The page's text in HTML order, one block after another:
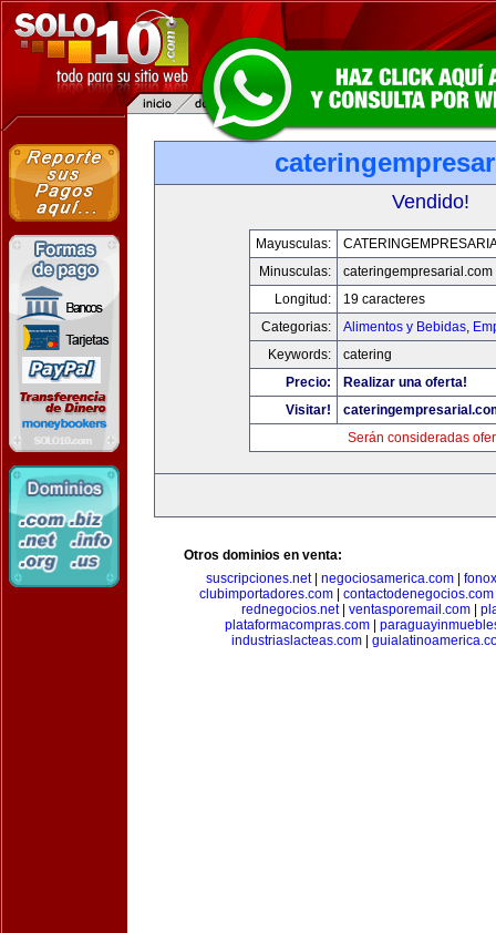
Vendido!
Mayusculas:
Minusculas:
cateringempresarial.com
Longitud:
19 caracteres
Categorias:
Alimentos y Bebidas,
Keywords:
catering
Precio:
Realizar una oferta!
Visitar!
Serán consideradas
Otros dominios en venta:
suscripciones.net| negociosamerica.com|
clubimportadores.com
contactodenegocios.com
rednegocios.net| ventasporemail.com
plataformacompras.com
industriaslacteas.com